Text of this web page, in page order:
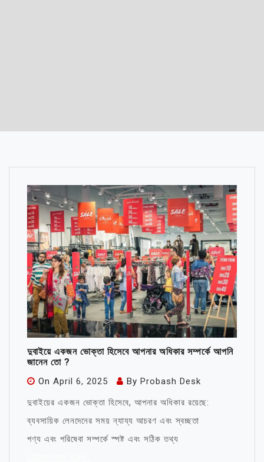
দুবাইয়ে একজন ভোক্তা হিসেবে আপনার অধিকার সম্পর্কে আপনি
জানেন তো ?
On April 6, 2025 By Probash Desk
দুবাইয়ের একজন ভোক্তা হিসেবে, আপনার অধিকার রয়েছে:
ব্যবসায়িক লেনদেনের সময় ন্যায্য আচরণ এবং স্বচ্ছতা
পণ্য এবং পরিষেবা সম্পর্কে স্পষ্ট এবং সঠিক তথ্য